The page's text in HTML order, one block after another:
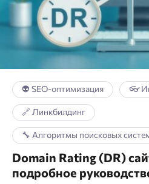
👽 SEO-оптимизация 👓
🔗 Линкбилдинг
🔧 Алгоритмы поисковых
Domain Rating (DR)
подробное